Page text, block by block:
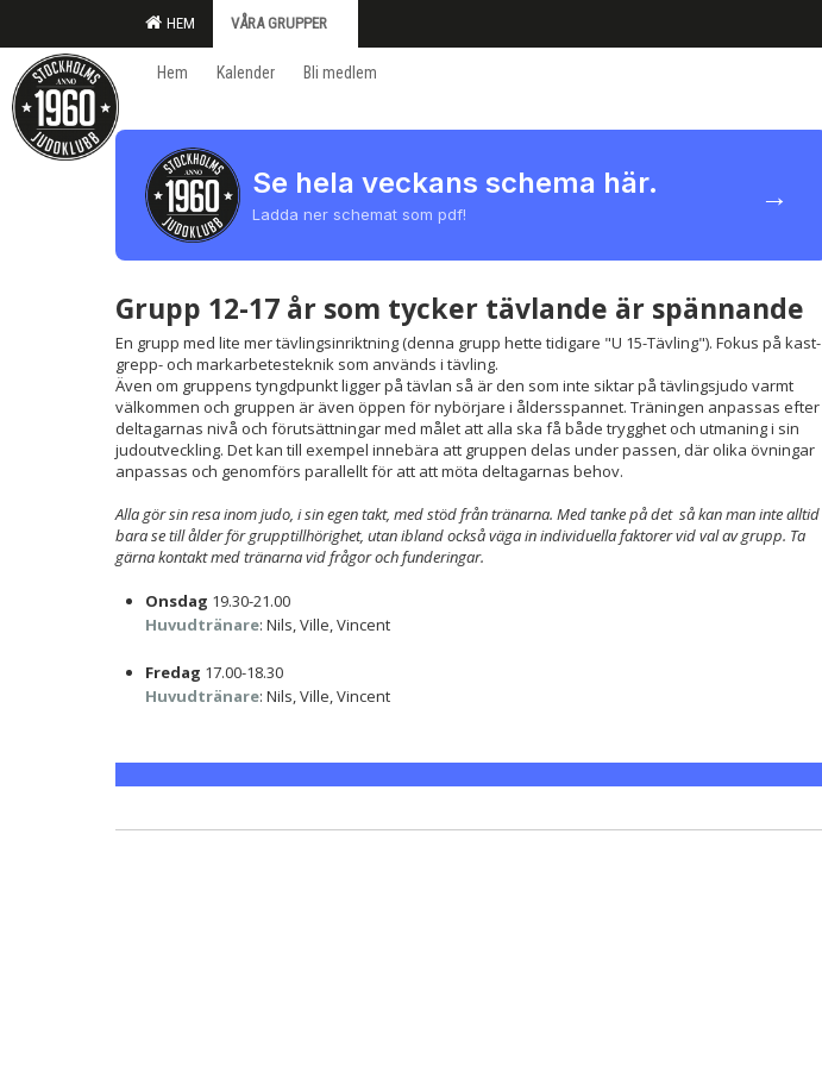
HEM VÅRA GRUPPER
Hem Kalender Bli medlem
Se hela veckans schema här.
Ladda ner schemat som pdf! →
Grupp 12-17 år som tycker tävlande är spännande
En grupp med lite mer tävlingsinriktning (denna grupp hette tidigare "U 15-Tävling"). Fokus på kast-
grepp- och markarbetesteknik som används i tävling.
Även om gruppens tyngdpunkt ligger på tävlan så är den som inte siktar på tävlingsjudo varmt
välkommen och gruppen är även öppen för nybörjare i åldersspannet. Träningen anpassas efter
deltagarnas nivå och förutsättningar med målet att alla ska få både trygghet och utmaning i sin
judoutveckling. Det kan till exempel innebära att gruppen delas under passen, där olika övningar
anpassas och genomförs parallellt för att att möta deltagarnas behov.
Alla gör sin resa inom judo, i sin egen takt, med stöd från tränarna. Med tanke på det så kan man inte alltid
bara se till ålder för grupptillhörighet, utan ibland också väga in individuella faktorer vid val av grupp. Ta
gärna kontakt med tränarna vid frågor och funderingar.
Onsdag 19.30-21.00
Huvudtränare: Nils, Ville, Vincent
Fredag 17.00-18.30
Huvudtränare: Nils, Ville, Vincent